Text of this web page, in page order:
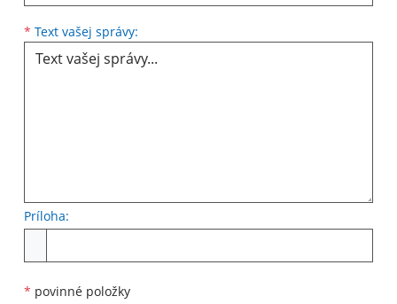
* Text vašej správy:
Príloha:
* povinné položky